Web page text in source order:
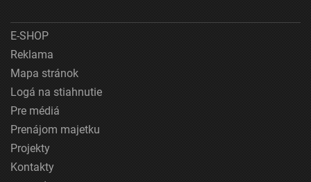
E-SHOP
Reklama
Mapa stránok
Logá na stiahnutie
Pre médiá
Prenájom majetku
Projekty
Kontakty